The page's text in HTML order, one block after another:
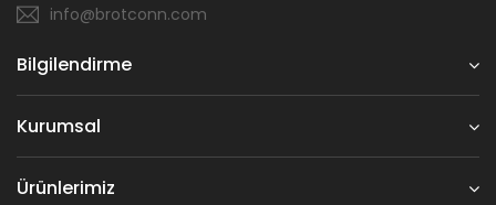
info@brotconn.com
Bilgilendirme
Kurumsal
Ürünlerimiz